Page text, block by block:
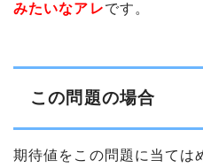
みたいなアレです。
この問題の場合
期待値をこの問題に当ては